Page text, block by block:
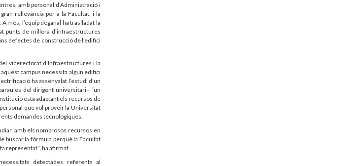
amb personal d’Administració i
rellevància per a la Facultat, i la
més, l’equip deganal ha traslladat la
punts de millora d'infraestructures
defectes de construcció de l’edifici
vicerectorat d’Infraestructures i la
campus necessita algun edifici
ha assenyalat l’estudi d’un
del dirigent universitari– “un
està adaptant els recursos de
que vol proveir la Universitat
demandes tecnològiques.
amb els nombrosos recursos en
buscar la fórmula perquè la Facultat
representat”, ha afirmat.
detectades referents al